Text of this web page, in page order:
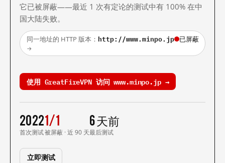
它已被屏蔽——最近 1 次有定论的测试中有 100% 在中
国大陆失败。
同一地址的 HTTP 版本： http://www.minpo.jp 已屏蔽
→
使用 GreatFireVPN 访问 www.minpo.jp →
2022
首次测试
1/1
被屏蔽 · 近 90 天
6 天前
最后测试
立即测试